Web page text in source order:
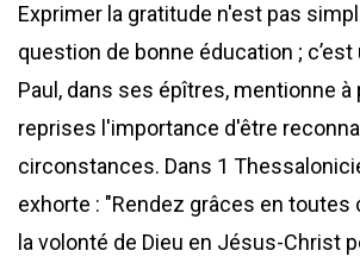
Exprimer la gratitude n'est pas
question de bonne éducation ;
Paul, dans ses épîtres, mentionne à
reprises l'importance d'être
circonstances. Dans 1
exhorte : "Rendez grâces en
la volonté de Dieu en Jésus-Christ